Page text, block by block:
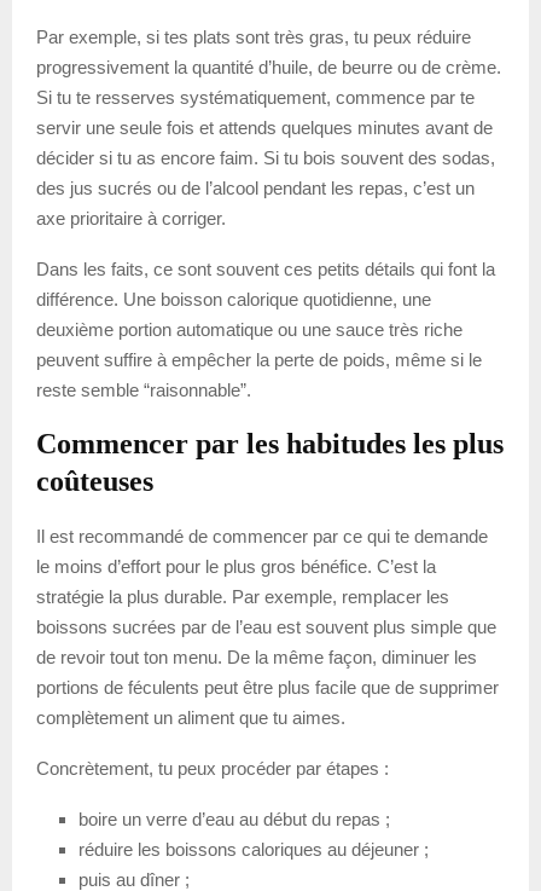
Par exemple, si tes plats sont très gras, tu peux réduire
progressivement la quantité d’huile, de beurre ou de crème.
Si tu te resserves systématiquement, commence par te
servir une seule fois et attends quelques minutes avant de
décider si tu as encore faim. Si tu bois souvent des sodas,
des jus sucrés ou de l’alcool pendant les repas, c’est un
axe prioritaire à corriger.
Dans les faits, ce sont souvent ces petits détails qui font la
différence. Une boisson calorique quotidienne, une
deuxième portion automatique ou une sauce très riche
peuvent suffire à empêcher la perte de poids, même si le
reste semble “raisonnable”.
Commencer par les habitudes les plus
coûteuses
Il est recommandé de commencer par ce qui te demande
le moins d’effort pour le plus gros bénéfice. C’est la
stratégie la plus durable. Par exemple, remplacer les
boissons sucrées par de l’eau est souvent plus simple que
de revoir tout ton menu. De la même façon, diminuer les
portions de féculents peut être plus facile que de supprimer
complètement un aliment que tu aimes.
Concrètement, tu peux procéder par étapes :
boire un verre d’eau au début du repas ;
réduire les boissons caloriques au déjeuner ;
puis au dîner ;